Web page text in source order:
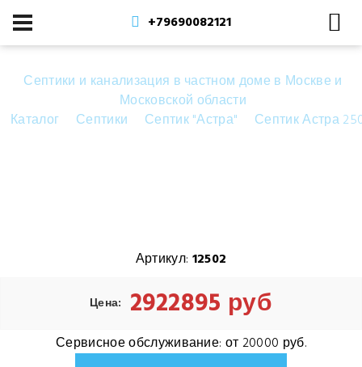
+79690082121
Септики и канализация в частном доме в Москве и
Московской области
Каталог
Септики Септик "Астра"
Септик Астра
Артикул: 12502
Цена: 2922895 руб
Сервисное обслуживание: от 20000 руб.